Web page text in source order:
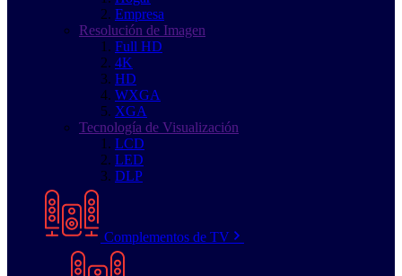
Empresa
Resolución de Imagen
Full HD
4K
HD
WXGA
XGA
Tecnología de Visualización
LCD
LED
DLP
Complementos de TV